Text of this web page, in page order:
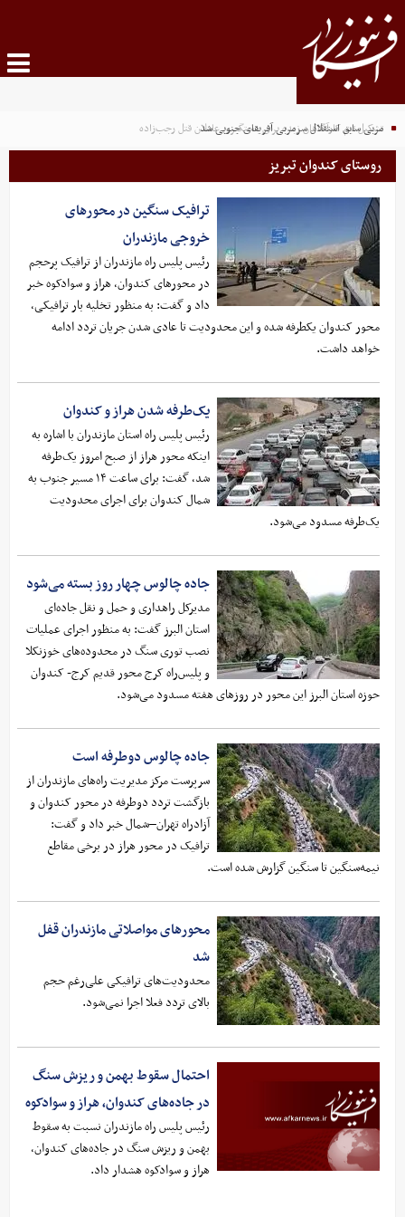
مربی سابق استقلال سرمربی آفریقای جنوبی شد
تشکیل تیم کارآگاهان زبده برای دستگیری عاملان قتل رجب‌زاده
روستای کندوان تبریز
ترافیک سنگین در محورهای
خروجی مازندران
رئیس پلیس راه مازندران از ترافیک پرحجم
در محورهای کندوان، هراز و سوادکوه خبر
داد و گفت: به منظور تخلیه بار ترافیکی،
محور کندوان یکطرفه شده و این محدودیت تا عادی شدن جریان تردد ادامه
خواهد داشت.
یک‌طرفه شدن هراز و کندوان
رئیس پلیس راه استان مازندران با اشاره به
اینکه محور هراز از صبح امروز یک‌طرفه
شد، گفت: برای ساعت‌ ۱۴ مسیر جنوب به
شمال کندوان برای اجرای محدودیت
یک‌طرفه مسدود می‌شود.
جاده چالوس چهار روز بسته می‌شود
مدیرکل راهداری و حمل و نقل جاده‌ای
استان البرز گفت: به منظور اجرای عملیات
نصب توری سنگ در محدوده‌های خوزنکلا
و پلیس‌راه کرج محور قدیم کرج- کندوان
حوزه استان البرز این محور در روزهای هفته مسدود می‌شود.
جاده چالوس دوطرفه است
سرپرست مرکز مدیریت راه‌های مازندران از
بازگشت تردد دوطرفه در محور کندوان و
آزادراه تهران–شمال خبر داد و گفت:
ترافیک در محور هراز در برخی مقاطع
نیمه‌سنگین تا سنگین گزارش شده است.
محورهای مواصلاتی مازندران قفل
شد
محدودیت‌های ترافیکی علی‌رغم حجم
بالای تردد فعلا اجرا نمی‌شود.
احتمال سقوط بهمن و ریزش سنگ
در ‌جاده‌های کندوان، هراز و سوادکوه
رئیس پلیس راه مازندران نسبت به ‌سقوط
بهمن و ریزش سنگ در ‌جاده‌های کندوان،
هراز و سوادکوه هشدار داد.